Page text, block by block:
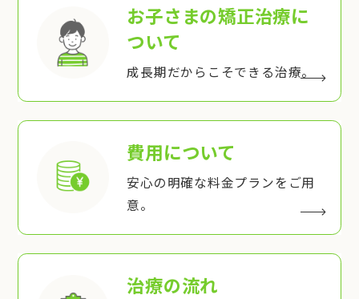
お子さまの矯正治療に
ついて
成長期だからこそできる治療。
費用について
安心の明確な料金プランをご用
意。
治療の流れ